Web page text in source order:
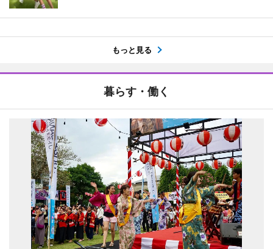
もっと見る
暮らす・働く